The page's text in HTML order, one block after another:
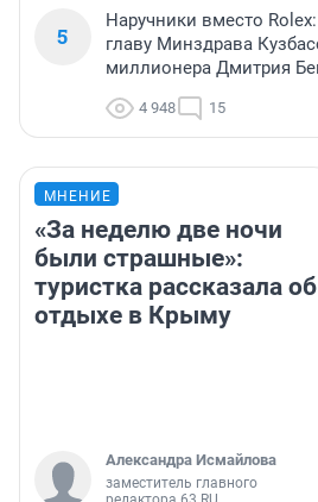
5
Наручники вместо
главу Минздрава
миллионера Дмитрия
4 948 15
МНЕНИЕ
«За неделю две ночи
были страшные»:
туристка рассказала об
отдыхе в Крыму
Александра Исмайлова
заместитель главного